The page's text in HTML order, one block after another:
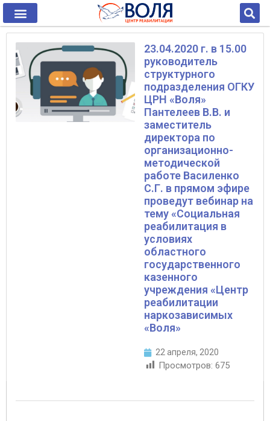
23.04.2020 г. в 15.00
руководитель
структурного
подразделения ОГКУ
ЦРН «Воля»
Пантелеев В.В. и
заместитель
директора по
организационно-
методической
работе Василенко
С.Г. в прямом эфире
проведут вебинар на
тему «Социальная
реабилитация в
условиях
областного
государственного
казенного
учреждения «Центр
реабилитации
наркозависимых
«Воля»
22 апреля, 2020
Просмотров: 675